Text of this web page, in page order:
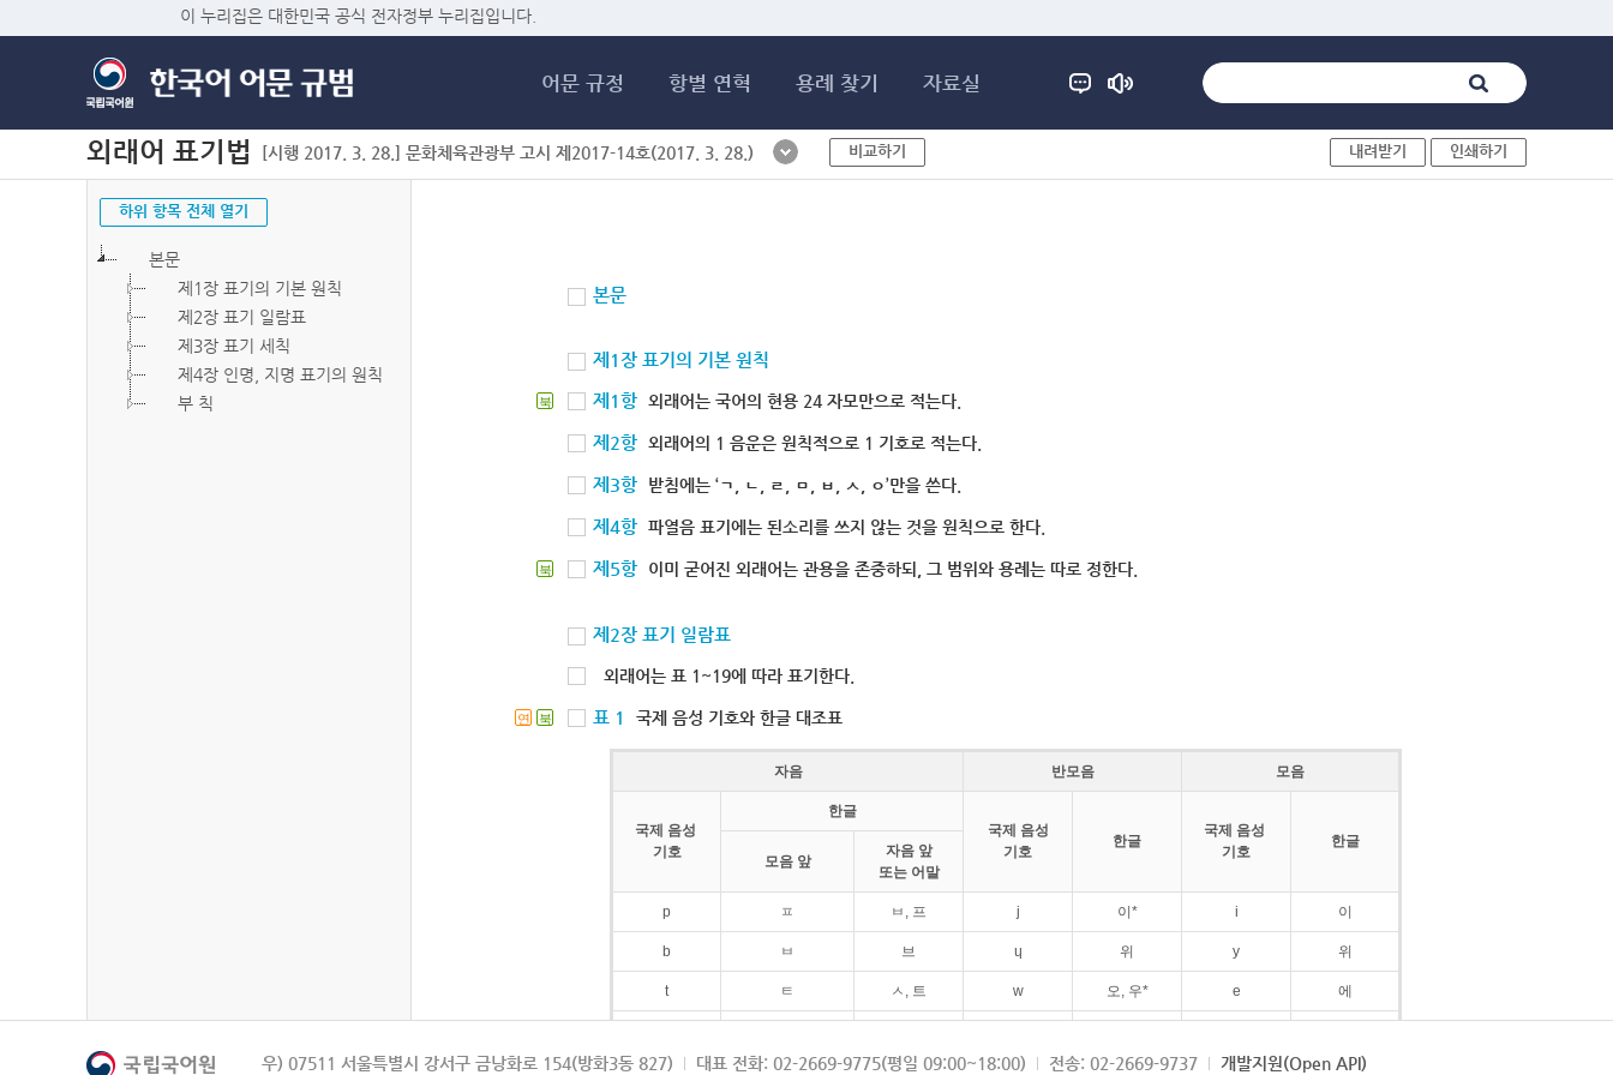
이 누리집은 대한민국 공식 전자정부 누리집입니다.
어문 규정 항별 연혁 용례 찾기 자료실
외래어 표기법 [시행 2017. 3. 28.] 문화체육관광부 고시 제2017-14호(2017. 3. 28.) 비교하기 내려받기 인쇄하기
하위 항목 전체 열기
본문
제1장 표기의 기본 원칙
제2장 표기 일람표
제3장 표기 세칙
제4장 인명, 지명 표기의 원칙
부 칙
본문
제1장 표기의 기본 원칙
북 제1항 외래어는 국어의 현용 24 자모만으로 적는다.
제2항 외래어의 1 음운은 원칙적으로 1 기호로 적는다.
제3항 받침에는 ‘ㄱ, ㄴ, ㄹ, ㅁ, ㅂ, ㅅ, ㅇ’만을 쓴다.
제4항 파열음 표기에는 된소리를 쓰지 않는 것을 원칙으로 한다.
북 제5항 이미 굳어진 외래어는 관용을 존중하되, 그 범위와 용례는 따로 정한다.
제2장 표기 일람표
외래어는 표 1~19에 따라 표기한다.
연 북 표 1 국제 음성 기호와 한글 대조표
자음 반모음 모음
국제 음성
기호
한글
국제 음성
기호
한글
국제 음성
기호
한글
모음 앞
자음 앞
또는 어말
p ㅍ ㅂ, 프 j 이* i 이
b ㅂ 브 ɥ 위 y 위
t ㅌ ㅅ, 트 w 오, 우* e 에
k ㅋ ㄱ, 크 ɛ 에
우) 07511 서울특별시 강서구 금낭화로 154(방화3동 827) 대표 전화: 02-2669-9775(평일 09:00~18:00) 전송: 02-2669-9737 개발지원(Open API)